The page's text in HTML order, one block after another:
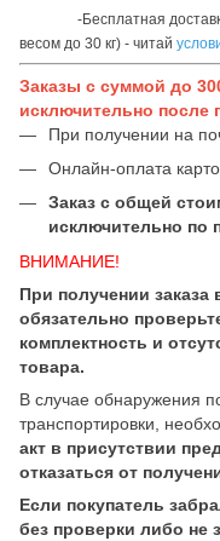
-Бесплатная доставка
весом до 30 кг) - читай
Заказы с суммой до
исключительно после
При получении на
Онлайн-оплата
Заказ с общей
исключительно по
ВНИМАНИЕ!
При получении заказа
обязательно
комплектность и
товара.
В случае обнаружения
транспортировки,
акт в присутствии
отказаться от
Если покупатель
без проверки либо не